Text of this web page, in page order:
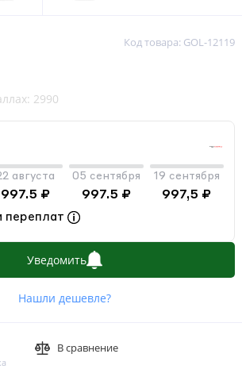
Код товара: GOL-12119
2990
августа
997.5 ₽
05 сентября
997.5 ₽
19 сентября
997,5 ₽
переплат
Уведомить
Нашли дешевле?
В сравнение